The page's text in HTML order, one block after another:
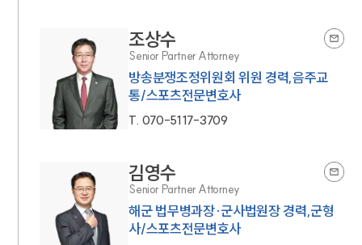
조상수
Senior Partner Attorney
방송분쟁조정위원회 위원 경력,음주교
통/스포츠전문변호사
T. 070-5117-3709
김영수
Senior Partner Attorney
해군 법무병과장·군사법원장 경력,군형
사/스포츠전문변호사